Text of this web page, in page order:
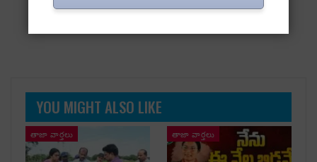
YOU MIGHT ALSO LIKE
తాజా వార్తలు తాజా వార్తలు